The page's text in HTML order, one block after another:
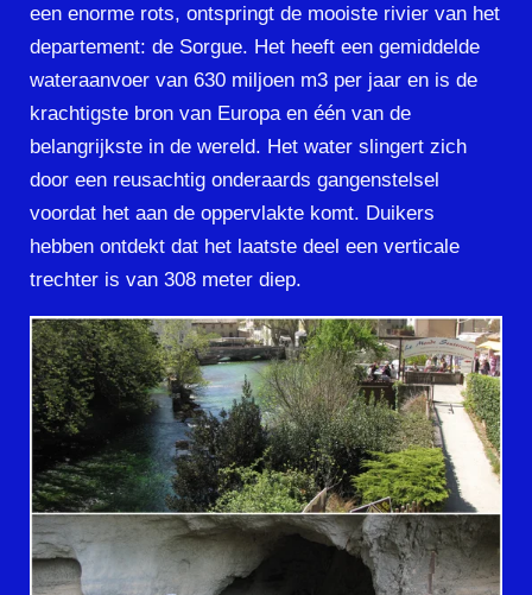
een enorme rots, ontspringt de mooiste rivier van het
departement: de Sorgue. Het heeft een gemiddelde
wateraanvoer van 630 miljoen m3 per jaar en is de
krachtigste bron van Europa en één van de
belangrijkste in de wereld. Het water slingert zich
door een reusachtig onderaards gangenstelsel
voordat het aan de oppervlakte komt. Duikers
hebben ontdekt dat het laatste deel een verticale
trechter is van 308 meter diep.